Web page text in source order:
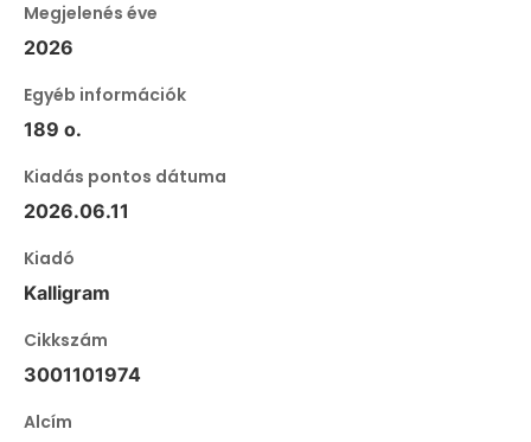
Megjelenés éve
2026
Egyéb információk
189 o.
Kiadás pontos dátuma
2026.06.11
Kiadó
Kalligram
Cikkszám
3001101974
Alcím